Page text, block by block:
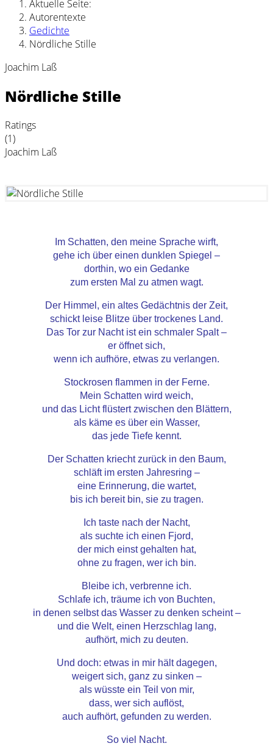
Aktuelle Seite:
Autorentexte
Gedichte
Nördliche Stille
Joachim Laß
Nördliche Stille
Ratings
(1)
Joachim Laß
Im Schatten, den meine Sprache wirft,
gehe ich über einen dunklen Spiegel –
dorthin, wo ein Gedanke
zum ersten Mal zu atmen wagt.
Der Himmel, ein altes Gedächtnis der Zeit,
schickt leise Blitze über trockenes Land.
Das Tor zur Nacht ist ein schmaler Spalt –
er öffnet sich,
wenn ich aufhöre, etwas zu verlangen.
Stockrosen flammen in der Ferne.
Mein Schatten wird weich,
und das Licht flüstert zwischen den Blättern,
als käme es über ein Wasser,
das jede Tiefe kennt.
Der Schatten kriecht zurück in den Baum,
schläft im ersten Jahresring –
eine Erinnerung, die wartet,
bis ich bereit bin, sie zu tragen.
Ich taste nach der Nacht,
als suchte ich einen Fjord,
der mich einst gehalten hat,
ohne zu fragen, wer ich bin.
Bleibe ich, verbrenne ich.
Schlafe ich, träume ich von Buchten,
in denen selbst das Wasser zu denken scheint –
und die Welt, einen Herzschlag lang,
aufhört, mich zu deuten.
Und doch: etwas in mir hält dagegen,
weigert sich, ganz zu sinken –
als wüsste ein Teil von mir,
dass, wer sich auflöst,
auch aufhört, gefunden zu werden.
So viel Nacht.